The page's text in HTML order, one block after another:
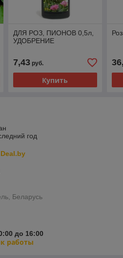
ДЛЯ РОЗ, ПИОНОВ 0,5л,
УДОБРЕНИЕ
7,43руб.
Купить
год
Deal.by
Беларусь
до 16:00
работы